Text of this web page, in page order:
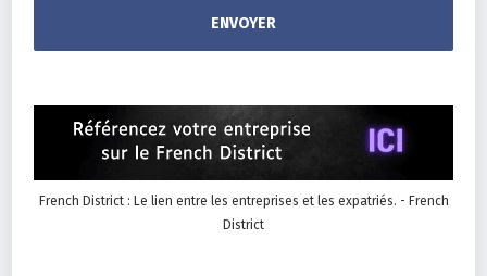
French District : Le lien entre les entreprises et les expatriés. - French
District